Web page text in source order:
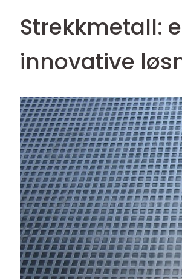
Strekkmetall:
innovative